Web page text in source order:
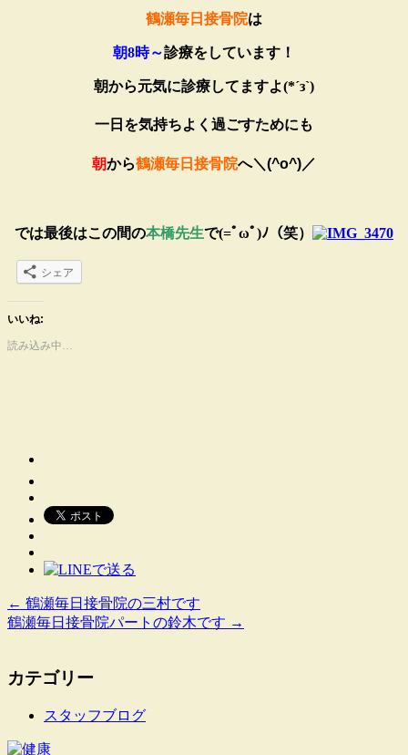
鶴瀬毎日接骨院は
朝8時～診療をしています！
朝から元気に診療してますよ(*´з`)
一日を気持ちよく過ごすためにも
朝から鶴瀬毎日接骨院へ＼(^o^)／
では最後はこの間の本橋先生で(=ﾟωﾟ)ﾉ（笑）
シェア
いいね:
読み込み中…
← 鶴瀬毎日接骨院の三村です
鶴瀬毎日接骨院パートの鈴木です →
カテゴリー
スタッフブログ